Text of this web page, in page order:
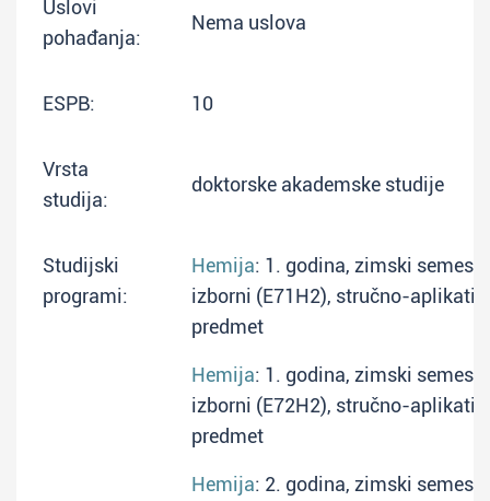
Uslovi
pohađanja:
Nema uslova
ESPB: 10
Vrsta
studija:
doktorske akademske studije
Studijski
programi:
Hemija: 1. godina, zimski
izborni (E71H2), stručno-
predmet
Hemija: 1. godina, zimski
izborni (E72H2), stručno-
predmet
Hemija: 2. godina, zimski